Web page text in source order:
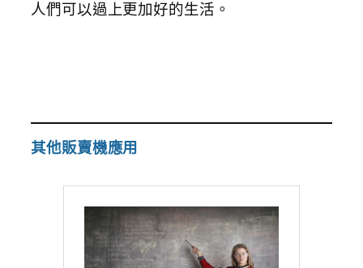
人們可以過上更加好的生活。
其他販賣機應用